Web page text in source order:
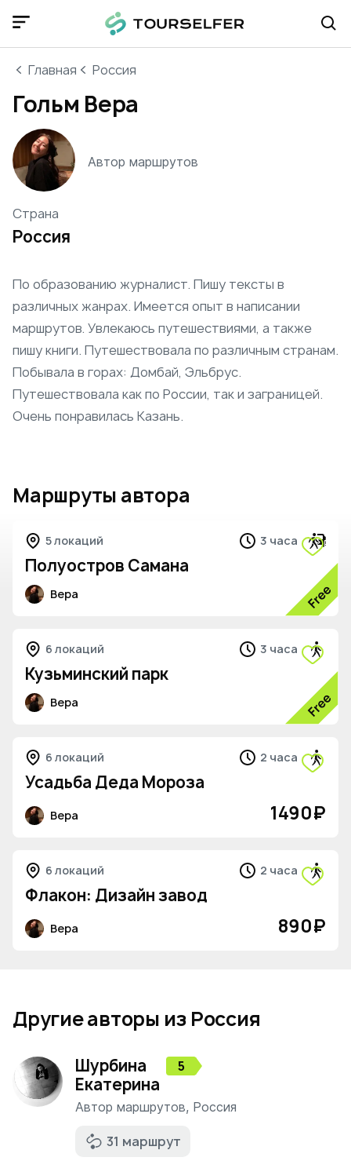
Главная Россия
Гольм Вера
Автор маршрутов
Страна
Россия
По образованию журналист. Пишу тексты в
различных жанрах. Имеется опыт в написании
маршрутов. Увлекаюсь путешествиями, а также
пишу книги. Путешествовала по различным странам.
Побывала в горах: Домбай, Эльбрус.
Путешествовала как по России, так и заграницей.
Очень понравилась Казань.
Маршруты автора
5 локаций 3 часа
Полуостров Самана
Вера
6 локаций 3 часа
Кузьминский парк
Вера
6 локаций 2 часа
Усадьба Деда Мороза
Вера 1490₽
6 локаций 2 часа
Флакон: Дизайн завод
Вера 890₽
Другие авторы из Россия
Шурбина
Екатерина
5
Автор маршрутов, Россия
31 маршрут